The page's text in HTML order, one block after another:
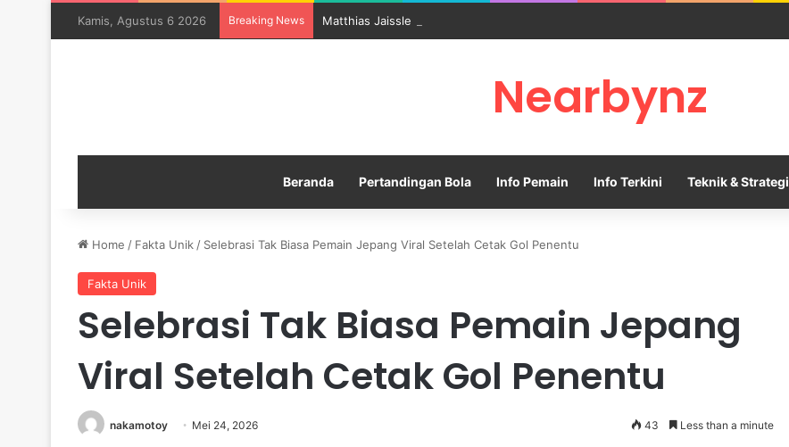
Kamis, Agustus 6 2026 Breaking News Matthias Jaissle Resmi Memulai Era Baru sebagai Manajer Newcastle
Nearbynz
Beranda Pertandingan Bola Info Pemain Info Terkini Teknik & Strategi
Home / Fakta Unik / Selebrasi Tak Biasa Pemain Jepang Viral Setelah Cetak Gol Penentu
Fakta Unik
Selebrasi Tak Biasa Pemain Jepang
Viral Setelah Cetak Gol Penentu
nakamotoy Mei 24, 2026 43 Less than a minute